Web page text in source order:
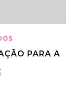
PARA A